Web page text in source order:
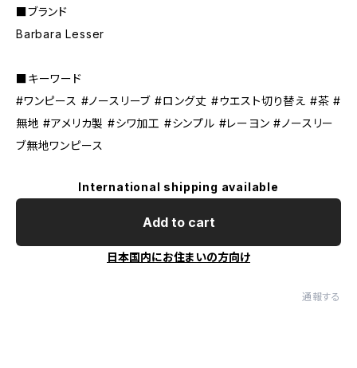
■ブランド
Barbara Lesser
■キーワード
#ワンピース #ノースリーブ #ロング丈 #ウエスト切り替え #茶 #
無地 #アメリカ製 #シワ加工 #シンプル #レーヨン #ノースリー
ブ無地ワンピース
International shipping available
Add to cart
日本国内にお住まいの方向け
通報する